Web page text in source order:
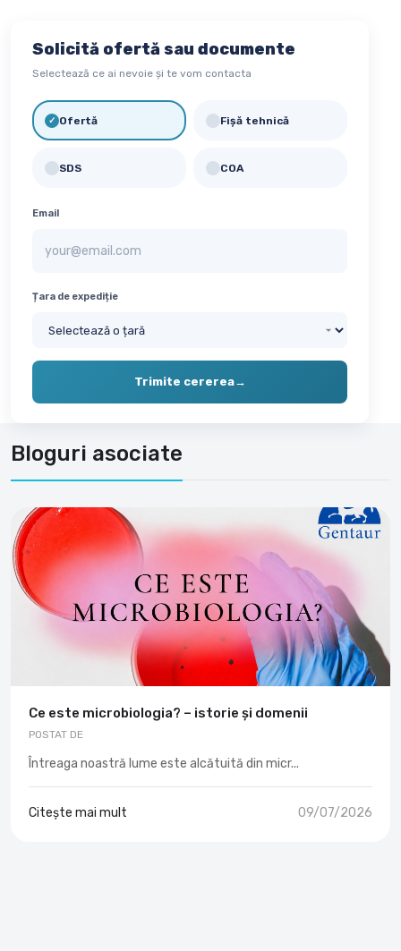
Solicită ofertă sau documente
Selectează ce ai nevoie și te vom contacta
✓ Ofertă Fișă tehnică
SDS COA
Email
Țara de expediție
Trimite cererea→
Bloguri asociate
Ce este microbiologia? – istorie și domenii
POSTAT DE
Întreaga noastră lume este alcătuită din micr...
Citește mai mult 09/07/2026